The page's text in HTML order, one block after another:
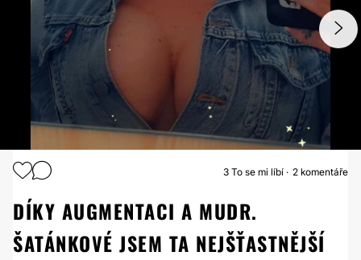
MODELACE PRSOU S AUGMENTACÍ
3 To se mi líbí 2 komentáře
DÍKY AUGMENTACI A MUDR.
ŠATÁNKOVÉ JSEM TA NEJŠŤASTNĚJŠÍ